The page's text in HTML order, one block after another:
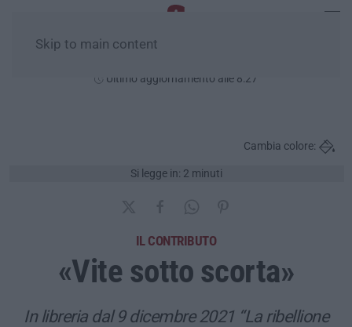
Skip to main content
Ultimo aggiornamento alle 8:27
Si legge in: 2 minuti
Cambia colore:
IL CONTRIBUTO
«Vite sotto scorta»
In libreria dal 9 dicembre 2021 “La ribellione